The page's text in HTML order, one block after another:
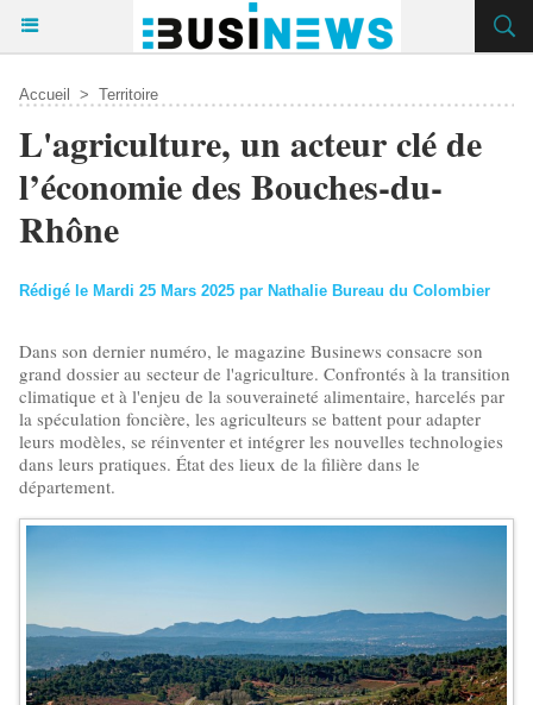
Accueil > Territoire
L'agriculture, un acteur clé de
l’économie des Bouches-du-
Rhône
Rédigé le Mardi 25 Mars 2025 par Nathalie Bureau du Colombier
Dans son dernier numéro, le magazine Businews consacre son
grand dossier au secteur de l'agriculture. Confrontés à la transition
climatique et à l'enjeu de la souveraineté alimentaire, harcelés par
la spéculation foncière, les agriculteurs se battent pour adapter
leurs modèles, se réinventer et intégrer les nouvelles technologies
dans leurs pratiques. État des lieux de la filière dans le
département.